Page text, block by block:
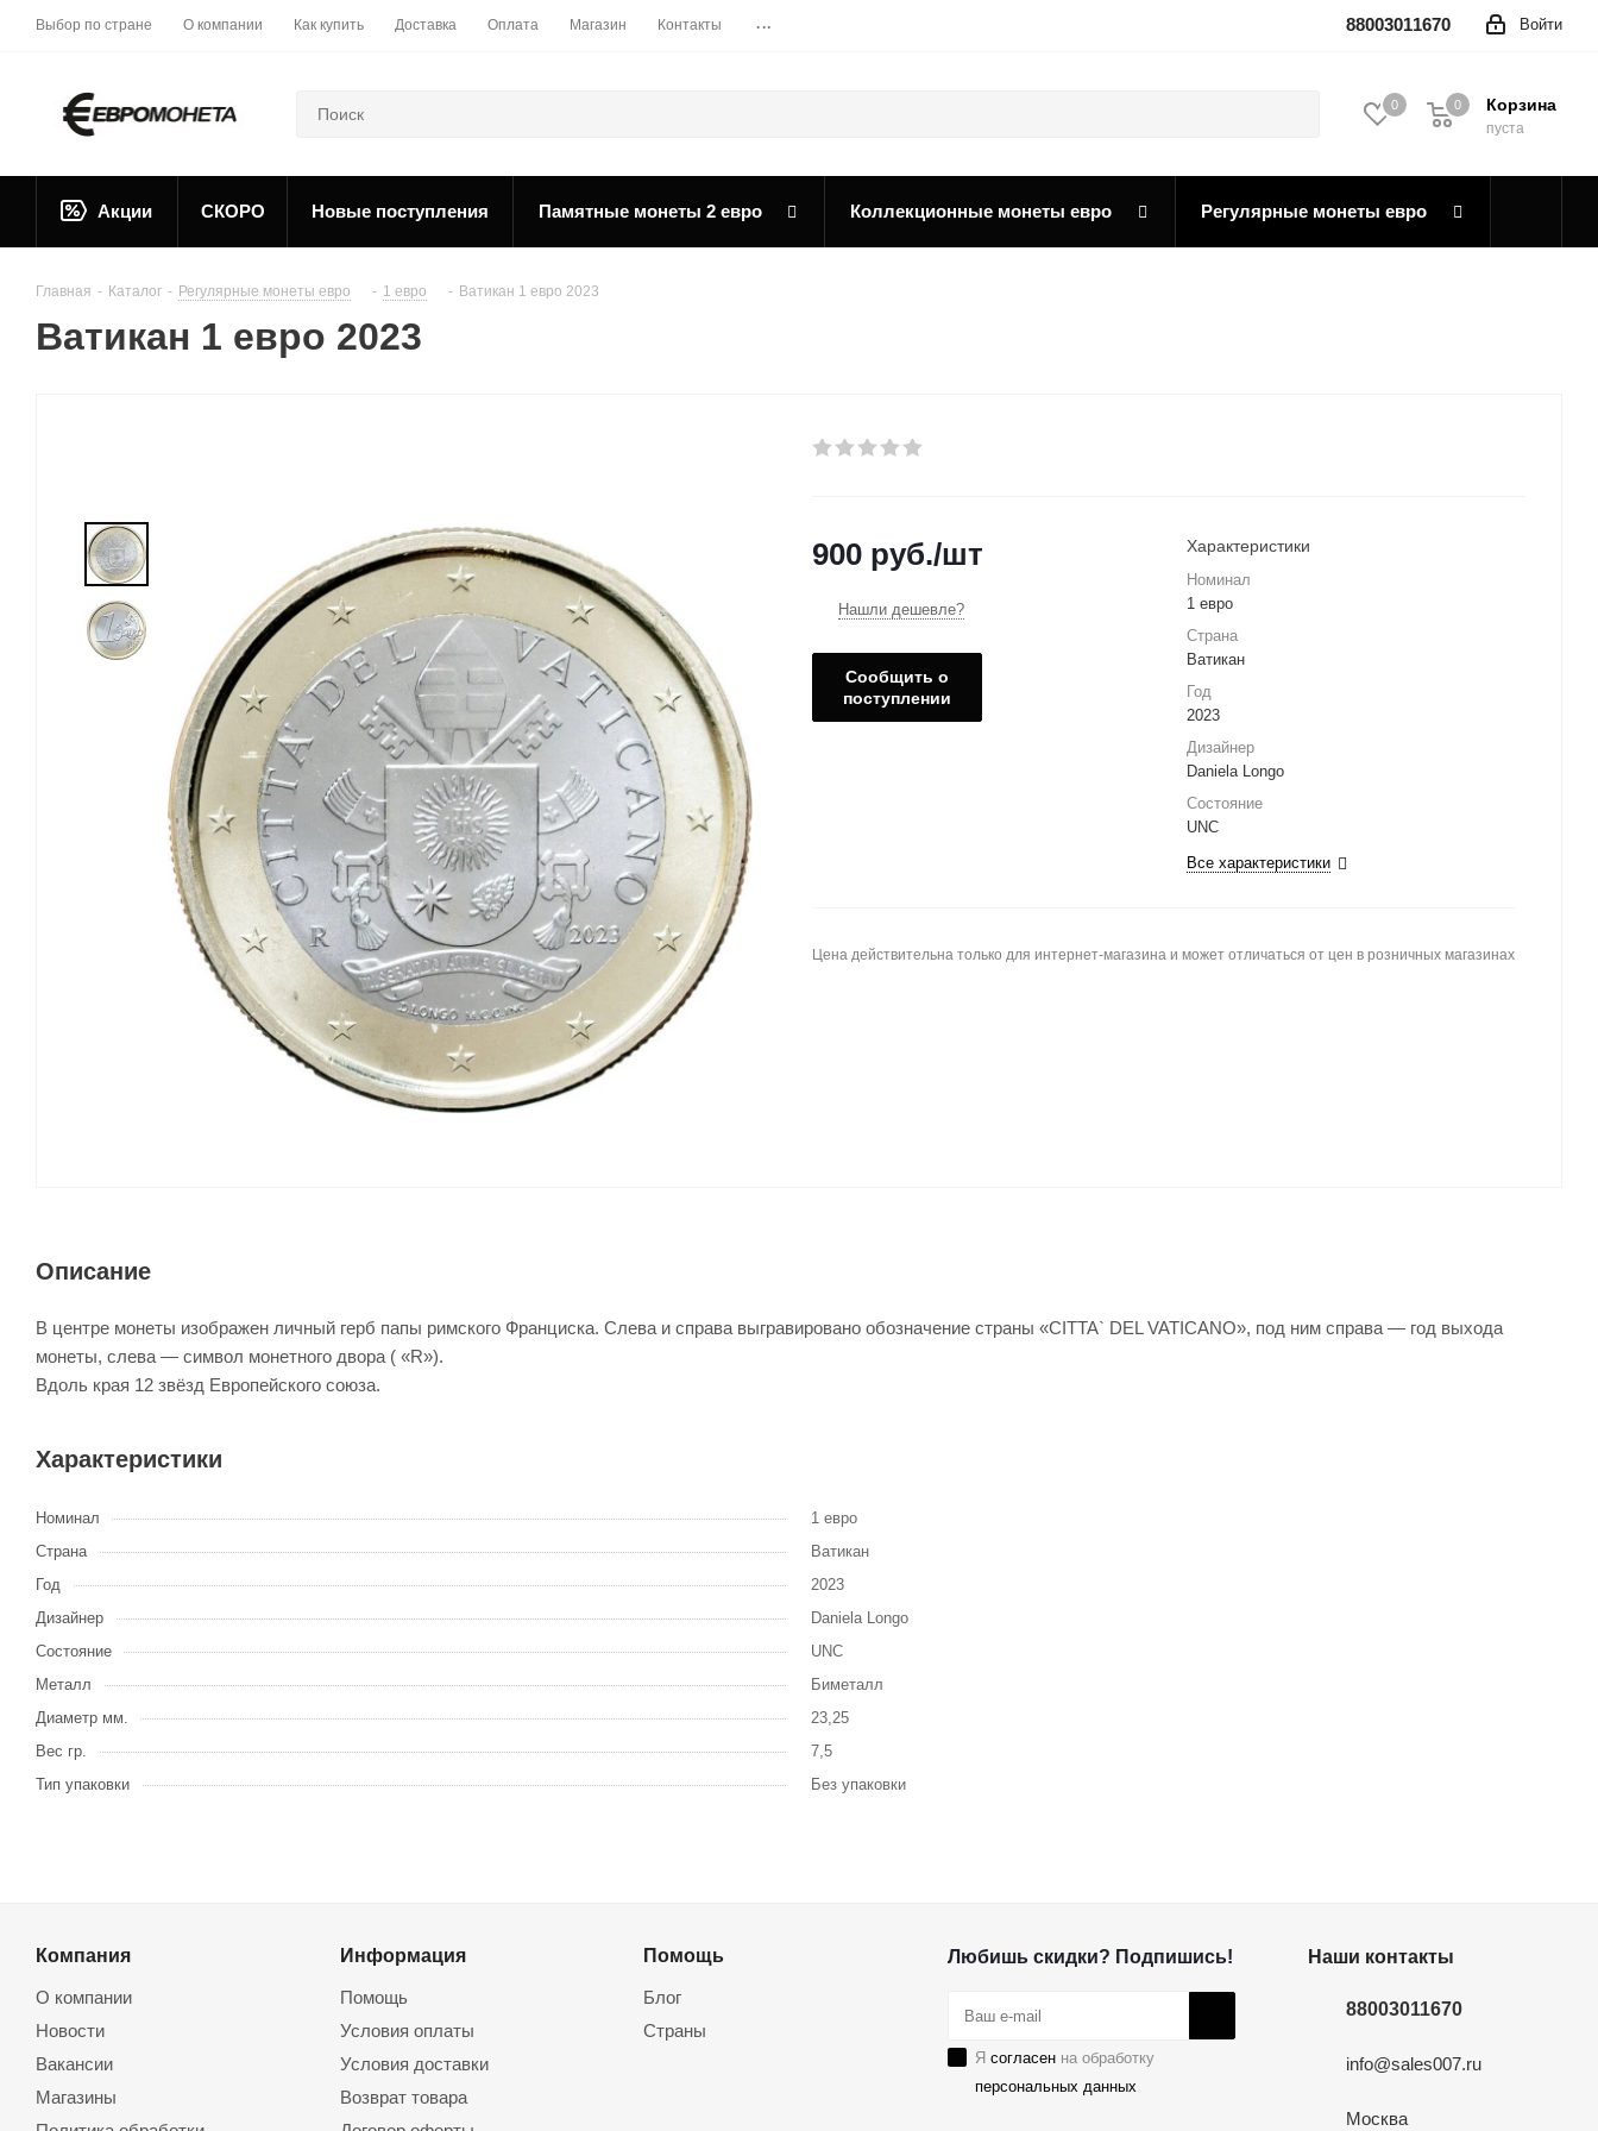
Выбор по стране О компании Как купить Доставка Оплата Магазин Контакты ... Войти
88003011670
0 Корзина
0
пуста
0
Акции СКОРО Новые поступления Памятные монеты 2 евро Коллекционные монеты евро Регулярные монеты евро
Главная - Каталог - Регулярные монеты евро - 1 евро - Ватикан 1 евро 2023
Ватикан 1 евро 2023
900 руб./шт
Нашли дешевле?
Сообщить о
поступлении
Характеристики
Номинал
1 евро
Страна
Ватикан
Год
2023
Дизайнер
Daniela Longo
Состояние
UNC
Все характеристики
Цена действительна только для интернет-магазина и может отличаться от цен в розничных магазинах
Описание
В центре монеты изображен личный герб папы римского Франциска. Слева и справа выгравировано обозначение страны «CITTA` DEL VATICANO», под ним справа — год выхода
монеты, слева — символ монетного двора ( «R»).
Вдоль края 12 звёзд Европейского союза.
Характеристики
Номинал
1 евро
Страна
Ватикан
Год
2023
Дизайнер
Daniela Longo
Состояние
UNC
Металл
Биметалл
Диаметр мм.
23,25
Вес гр.
7,5
Тип упаковки
Без упаковки
Компания
О компании
Новости
Вакансии
Магазины
Информация
Помощь
Условия оплаты
Условия доставки
Возврат товара
Помощь
Блог
Страны
Любишь скидки? Подпишись!
Я согласенна обработку
персональных данных
Наши контакты
88003011670
info@sales007.ru
Москва